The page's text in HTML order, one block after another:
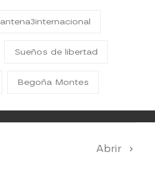
antena3internacional
Sueños de libertad
Begoña Montes
Abrir